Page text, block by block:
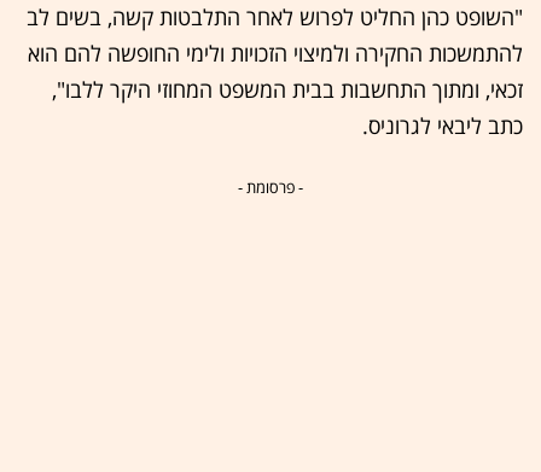
"השופט כהן החליט לפרוש לאחר התלבטות קשה, בשים לב
להתמשכות החקירה ולמיצוי הזכויות ולימי החופשה להם הוא
זכאי, ומתוך התחשבות בבית המשפט המחוזי היקר ללבו",
כתב ליבאי לגרוניס.
- פרסומת -